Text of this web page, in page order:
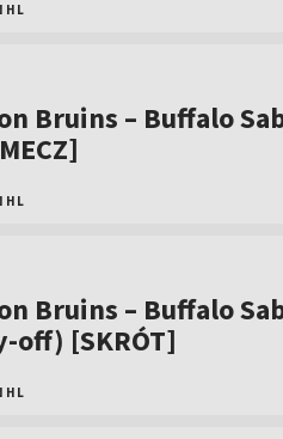
Bruins – Buffalo
Bruins – Buffalo
off) [SKRÓT]